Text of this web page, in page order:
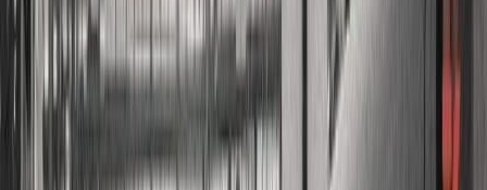
Συγγραφέας
Αντώνης Σουρούνης